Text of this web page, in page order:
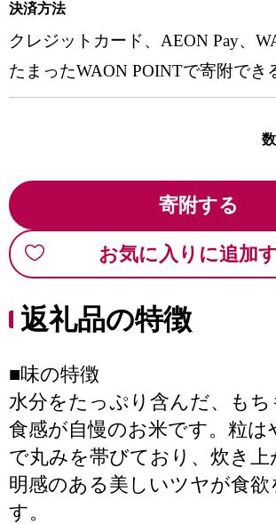
決済方法
クレジットカード、AEON Pay、
たまったWAON POINTで寄附でき
寄附する
お気に入りに追加
返礼品の特徴
■味の特徴
水分をたっぷり含んだ、もち
食感が自慢のお米です。粒は
で丸みを帯びており、炊き
明感のある美しいツヤが食欲
す。